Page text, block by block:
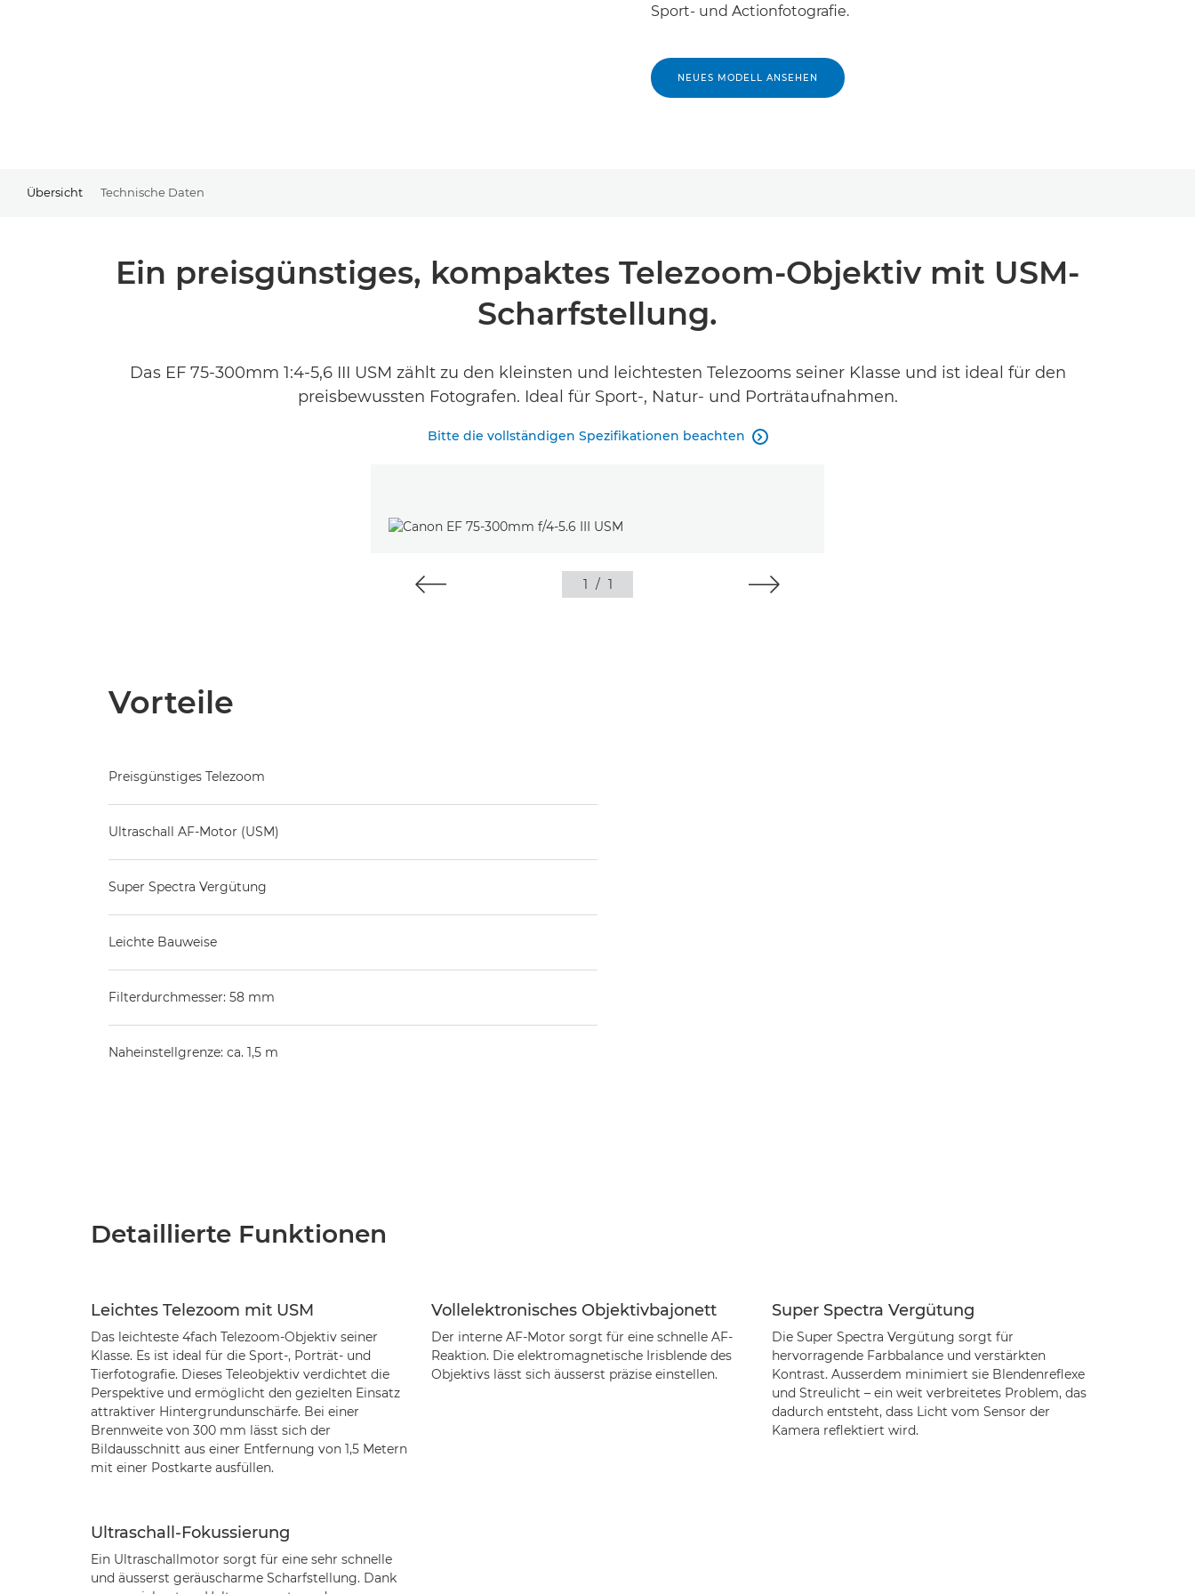
Sport- und Actionfotografie.
NEUES MODELL ANSEHEN
Übersicht Technische Daten
Ein preisgünstiges, kompaktes Telezoom-Objektiv mit USM-
Scharfstellung.
Das EF 75-300mm 1:4-5,6 III USM zählt zu den kleinsten und leichtesten Telezooms seiner Klasse und ist ideal für den
preisbewussten Fotografen. Ideal für Sport-, Natur- und Porträtaufnahmen.
Bitte die vollständigen Spezifikationen beachten 
1 / 1
Vorteile
Preisgünstiges Telezoom
Ultraschall AF-Motor (USM)
Super Spectra Vergütung
Leichte Bauweise
Filterdurchmesser: 58 mm
Naheinstellgrenze: ca. 1,5 m
Detaillierte Funktionen
Leichtes Telezoom mit USM
Das leichteste 4fach Telezoom-Objektiv seiner
Klasse. Es ist ideal für die Sport-, Porträt- und
Tierfotografie. Dieses Teleobjektiv verdichtet die
Perspektive und ermöglicht den gezielten Einsatz
attraktiver Hintergrundunschärfe. Bei einer
Brennweite von 300 mm lässt sich der
Bildausschnitt aus einer Entfernung von 1,5 Metern
mit einer Postkarte ausfüllen.
Vollelektronisches Objektivbajonett
Der interne AF-Motor sorgt für eine schnelle AF-
Reaktion. Die elektromagnetische Irisblende des
Objektivs lässt sich äusserst präzise einstellen.
Super Spectra Vergütung
Die Super Spectra Vergütung sorgt für
hervorragende Farbbalance und verstärkten
Kontrast. Ausserdem minimiert sie Blendenreflexe
und Streulicht – ein weit verbreitetes Problem, das
dadurch entsteht, dass Licht vom Sensor der
Kamera reflektiert wird.
Ultraschall-Fokussierung
Ein Ultraschallmotor sorgt für eine sehr schnelle
und äusserst geräuscharme Scharfstellung. Dank